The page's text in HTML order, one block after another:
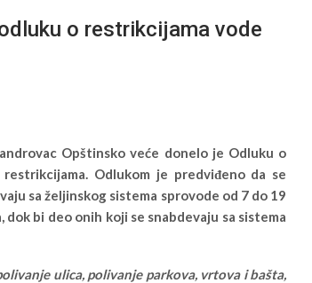
o restrikcijama vode
Opštinsko veće donelo je Odluku o
Odlukom je predviđeno da se
sa željinskog sistema sprovode od 7 do 19
bi deo onih koji se snabdevaju sa sistema
ulica, polivanje parkova, vrtova i bašta,